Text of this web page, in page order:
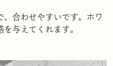
、合わせやすいです。ホワ
与えてくれます。